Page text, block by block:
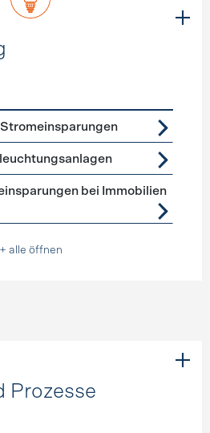
Beleuchtung
bei Immobilien
+ alle öffnen
Prozesse